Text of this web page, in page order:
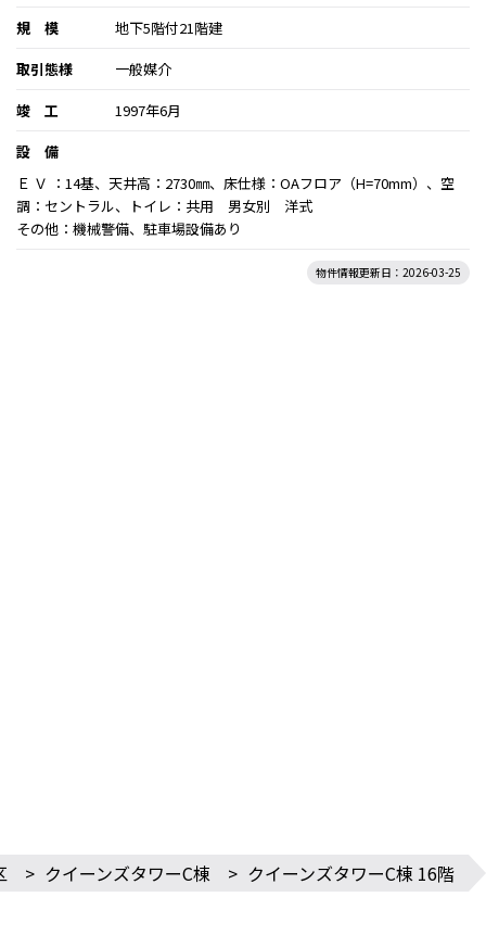
規 模
地下5階付21階建
取引態様
一般媒介
竣 工
1997年6月
設 備
Ｅ Ｖ ：14基、天井高：2730㎜、床仕様：OAフロア（H=70mm）、空
調：セントラル、トイレ：共用 男女別 洋式
その他：機械警備、駐車場設備あり
物件情報更新日：2026-03-25
> クイーンズタワーC棟 > クイーンズタワーC棟 16階